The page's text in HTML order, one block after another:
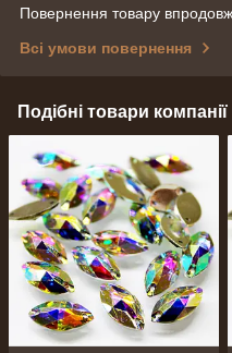
Повернення товару
Всі умови повернення
Подібні товари компанії